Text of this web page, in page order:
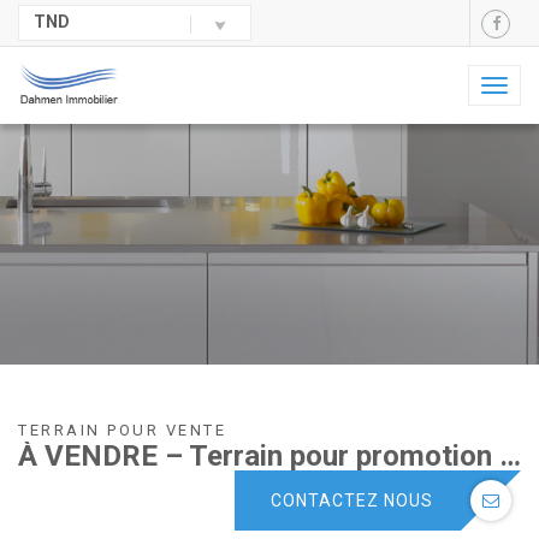
TND
TERRAIN POUR VENTE
À VENDRE – Terrain pour promotion immobilière | Sahloul 4
CONTACTEZ NOUS